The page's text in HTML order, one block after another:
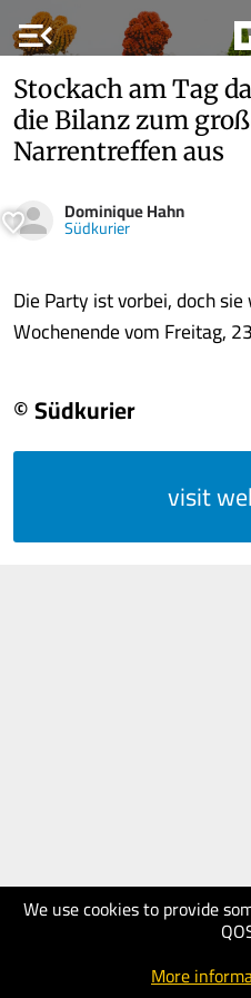
menu_open
We use cookies to provide
More
Stockach am Tag
die Bilanz zum
Narrentreffen aus
Dominique Hahn
Südkurier
Die Party ist vorbei, doch
Wochenende vom Freitag,
© Südkurier
visit